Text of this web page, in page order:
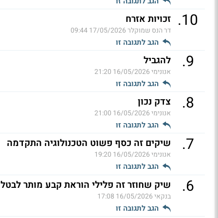
10
. זכויות אזרח
דר הנס שמוקלר17/05/2026 09:44
הגב לתגובה זו
9
. להגביל
אנונימי16/05/2026 21:20
הגב לתגובה זו
8
. צדק נכון
אנונימי16/05/2026 21:00
הגב לתגובה זו
7
. שיקים זה כסף פשוט הטכנולוגיה התקדמה
אנונימי16/05/2026 19:20
הגב לתגובה זו
6
. שיק שחוזר זה פלילי הוראת קבע מותר לבטל
בנקאי16/05/2026 17:08
הגב לתגובה זו